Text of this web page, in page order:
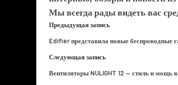
Мы всегда рады видеть вас
Предыдущая запись
Edifier представила новые беспроводные
Следующая запись
Вентиляторы NULIGHT 12 — стиль и мощь